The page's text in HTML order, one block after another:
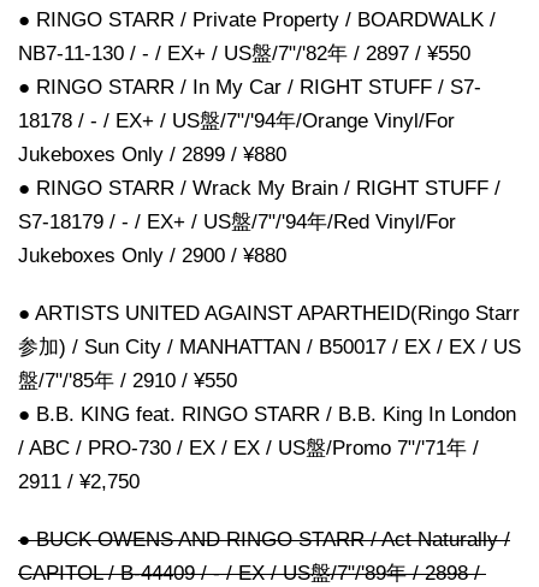
● RINGO STARR / Private Property / BOARDWALK /
NB7-11-130 / - / EX+ / US盤/7"/'82年 / 2897 / ¥550
● RINGO STARR / In My Car / RIGHT STUFF / S7-
18178 / - / EX+ / US盤/7"/'94年/Orange Vinyl/For
Jukeboxes Only / 2899 / ¥880
● RINGO STARR / Wrack My Brain / RIGHT STUFF /
S7-18179 / - / EX+ / US盤/7"/'94年/Red Vinyl/For
Jukeboxes Only / 2900 / ¥880
● ARTISTS UNITED AGAINST APARTHEID(Ringo Starr
参加) / Sun City / MANHATTAN / B50017 / EX / EX / US
盤/7"/'85年 / 2910 / ¥550
● B.B. KING feat. RINGO STARR / B.B. King In London
/ ABC / PRO-730 / EX / EX / US盤/Promo 7"/'71年 /
2911 / ¥2,750
● BUCK OWENS AND RINGO STARR / Act Naturally /
CAPITOL / B-44409 / - / EX / US盤/7"/'89年 / 2898 /